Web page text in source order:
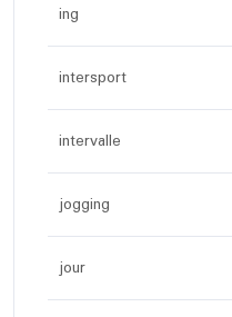
ing
intersport
intervalle
jogging
jour